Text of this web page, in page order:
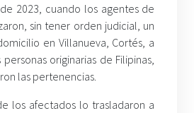
2023, cuando los agentes de
sin tener orden judicial, un
en Villanueva, Cortés, a
originarias de Filipinas,
las pertenencias.
los afectados lo trasladaron a